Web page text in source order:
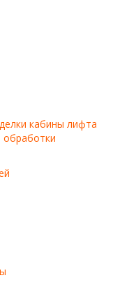
кабины лифта
обработки